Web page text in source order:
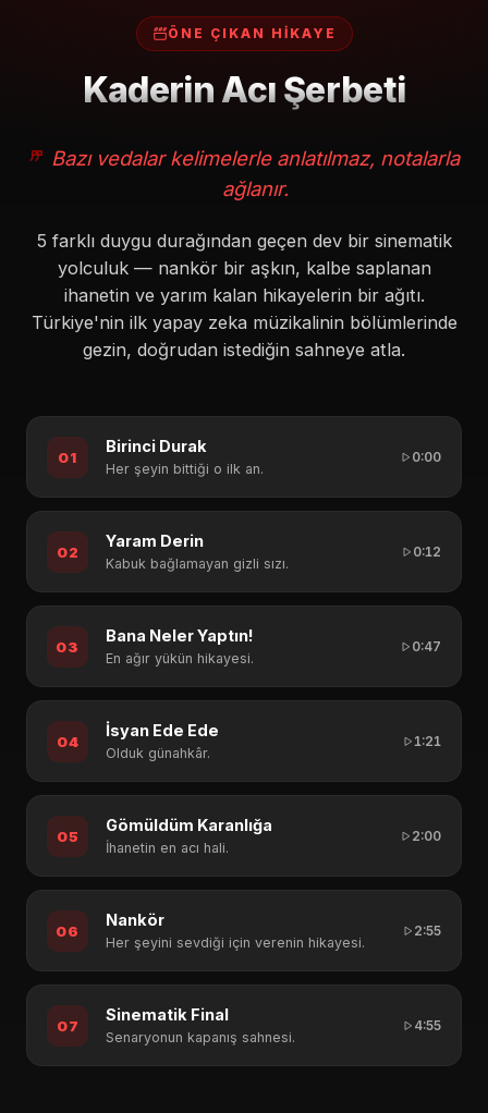
ÖNE ÇIKAN HİKAYE
Kaderin Acı Şerbeti
Bazı vedalar kelimelerle anlatılmaz, notalarla
ağlanır.
5 farklı duygu durağından geçen dev bir sinematik
yolculuk — nankör bir aşkın, kalbe saplanan
ihanetin ve yarım kalan hikayelerin bir ağıtı.
Türkiye'nin ilk yapay zeka müzikalinin bölümlerinde
gezin, doğrudan istediğin sahneye atla.
01
Birinci Durak
Her şeyin bittiği o ilk an.
0:00
02
Yaram Derin
Kabuk bağlamayan gizli sızı.
0:12
03
Bana Neler Yaptın!
En ağır yükün hikayesi.
0:47
04
İsyan Ede Ede
Olduk günahkâr.
1:21
05
Gömüldüm Karanlığa
İhanetin en acı hali.
2:00
06
Nankör
Her şeyini sevdiği için verenin hikayesi.
2:55
07
Sinematik Final
Senaryonun kapanış sahnesi.
4:55